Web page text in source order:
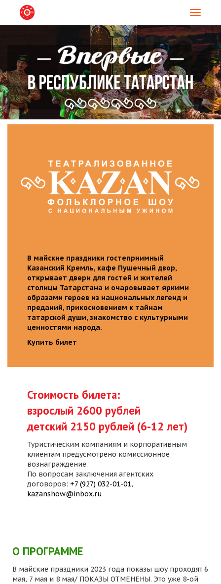
В майские праздники гостеприимный
Казанский Кремль, кафе Пушечный двор,
открывает двери для гостей и жителей
столицы Татарстана и очаровывает яркими
образами героев из национальных легенд и
преданий, прикосновением к тайнам
татарской души, знакомство с культурными
ценностями народа.
Купить билет
Стоимость билета:
взрослый 2600 рублей
детский 2150 рублей (6-12 лет)
Туристическим компаниям и корпоративным
клиентам предусмотрено комиссионное
вознаграждение.
По вопросам заключения агентских
договоров: +7 (927) 032-01-01,
kazanshow@inbox.ru
О ПРОГРАММЕ
В майские праздники 2023 года показы шоу проходят 6
мая, 7 мая и 8 мая/ ПОКАЗЫ ОТМЕНЕНЫ. Это уже 8-ой